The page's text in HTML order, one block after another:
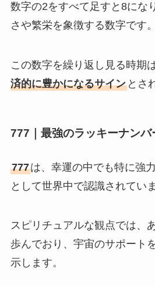
数字の2をすべて足すと8にな
さや繁栄を象徴する数字です。
この数字を繰り返し見る時期は
済的に豊かになるサインとさ
777｜最強のラッキーナンバ
777は、幸運の中でも特に強
として世界中で認識されていま
スピリチュアルな観点では、
歩んでおり、宇宙のサポート
示します。